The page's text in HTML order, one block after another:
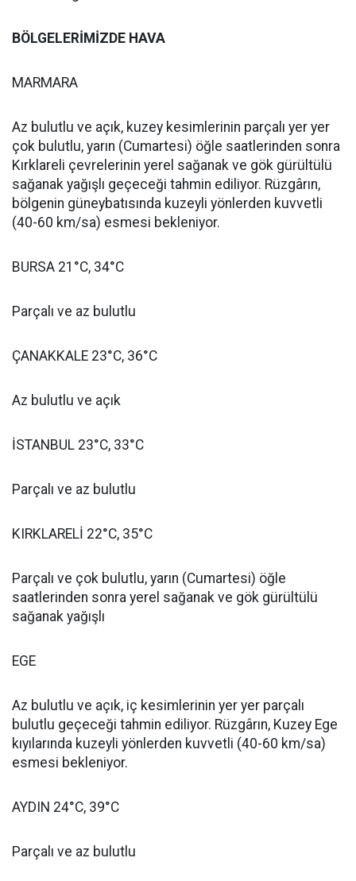
BÖLGELERİMİZDE HAVA
MARMARA
Az bulutlu ve açık, kuzey kesimlerinin parçalı yer yer
çok bulutlu, yarın (Cumartesi) öğle saatlerinden sonra
Kırklareli çevrelerinin yerel sağanak ve gök gürültülü
sağanak yağışlı geçeceği tahmin ediliyor. Rüzgârın,
bölgenin güneybatısında kuzeyli yönlerden kuvvetli
(40-60 km/sa) esmesi bekleniyor.
BURSA 21°C, 34°C
Parçalı ve az bulutlu
ÇANAKKALE 23°C, 36°C
Az bulutlu ve açık
İSTANBUL 23°C, 33°C
Parçalı ve az bulutlu
KIRKLARELİ 22°C, 35°C
Parçalı ve çok bulutlu, yarın (Cumartesi) öğle
saatlerinden sonra yerel sağanak ve gök gürültülü
sağanak yağışlı
EGE
Az bulutlu ve açık, iç kesimlerinin yer yer parçalı
bulutlu geçeceği tahmin ediliyor. Rüzgârın, Kuzey Ege
kıyılarında kuzeyli yönlerden kuvvetli (40-60 km/sa)
esmesi bekleniyor.
AYDIN 24°C, 39°C
Parçalı ve az bulutlu